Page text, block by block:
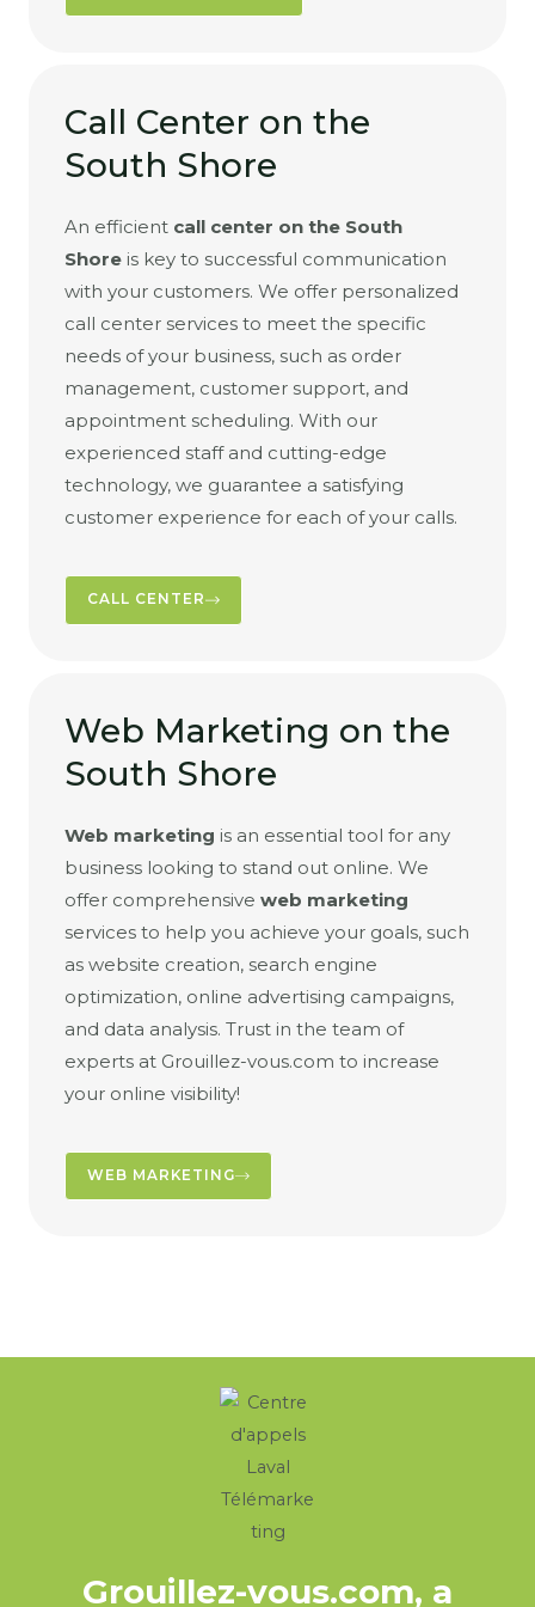
Call Center on the
South Shore
An efficient call center on the South
Shore is key to successful communication
with your customers. We offer personalized
call center services to meet the specific
needs of your business, such as order
management, customer support, and
appointment scheduling. With our
experienced staff and cutting-edge
technology, we guarantee a satisfying
customer experience for each of your calls.
CALL CENTER
Web Marketing on the
South Shore
Web marketing is an essential tool for any
business looking to stand out online. We
offer comprehensive web marketing
services to help you achieve your goals, such
as website creation, search engine
optimization, online advertising campaigns,
and data analysis. Trust in the team of
experts at Grouillez-vous.com to increase
your online visibility!
WEB MARKETING
Grouillez-vous.com, a